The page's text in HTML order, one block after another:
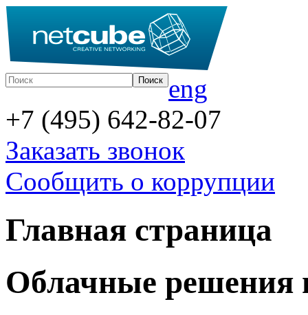
eng
+7 (495) 642-82-07
Заказать звонок
Сообщить о коррупции
Главная страница
Облачные решения